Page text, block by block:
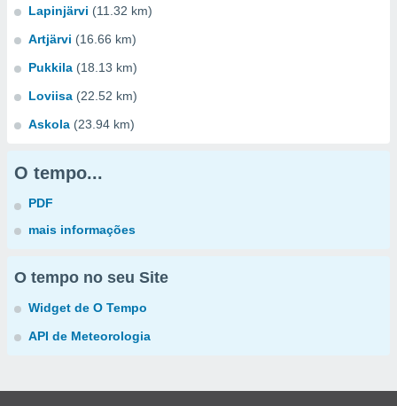
Lapinjärvi (11.32 km)
Artjärvi (16.66 km)
Pukkila (18.13 km)
Loviisa (22.52 km)
Askola (23.94 km)
O tempo...
PDF
mais informações
O tempo no seu Site
Widget de O Tempo
API de Meteorologia